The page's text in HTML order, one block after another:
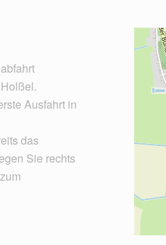
Ausfahrt in
das
Sie rechts